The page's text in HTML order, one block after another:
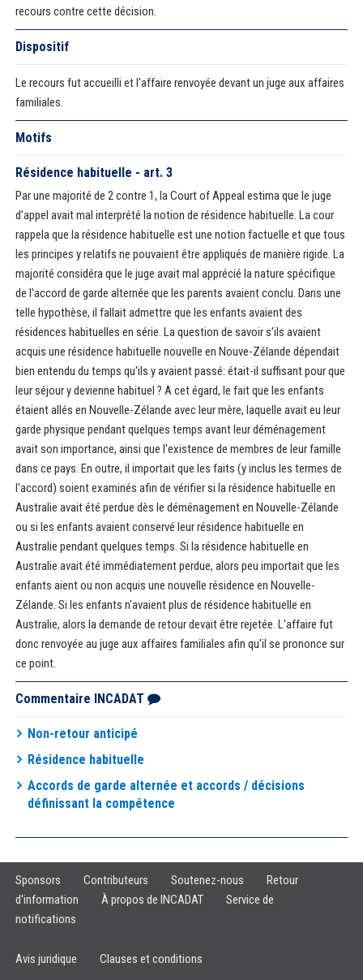
recours contre cette décision.
Dispositif
Le recours fut accueilli et l'affaire renvoyée devant un juge aux affaires
familiales.
Motifs
Résidence habituelle - art. 3
Par une majorité de 2 contre 1, la Court of Appeal estima que le juge
d'appel avait mal interprété la notion de résidence habituelle. La cour
rappela que la résidence habituelle est une notion factuelle et que tous
les principes y relatifs ne pouvaient être appliqués de manière rigide. La
majorité considéra que le juge avait mal apprécié la nature spécifique
de l'accord de garde alternée que les parents avaient conclu. Dans une
telle hypothèse, il fallait admettre que les enfants avaient des
résidences habituelles en série. La question de savoir s'ils avaient
acquis une résidence habituelle nouvelle en Nouve-Zélande dépendait
bien entendu du temps qu'ils y avaient passé: était-il suffisant pour que
leur séjour y devienne habituel ? A cet égard, le fait que les enfants
étaient allés en Nouvelle-Zélande avec leur mère, laquelle avait eu leur
garde physique pendant quelques temps avant leur déménagement
avait son importance, ainsi que l'existence de membres de leur famille
dans ce pays. En outre, il importait que les faits (y inclus les termes de
l'accord) soient examinés afin de vérifier si la résidence habituelle en
Australie avait été perdue dès le déménagement en Nouvelle-Zélande
ou si les enfants avaient conservé leur résidence habituelle en
Australie pendant quelques temps. Si la résidence habituelle en
Australie avait été immédiatement perdue, alors peu importait que les
enfants aient ou non acquis une nouvelle résidence en Nouvelle-
Zélande. Si les enfants n'avaient plus de résidence habituelle en
Australie, alors la demande de retour devait être rejetée. L'affaire fut
donc renvoyée au juge aux affaires familiales afin qu'il se prononce sur
ce point.
Commentaire INCADAT
Non-retour anticipé
Résidence habituelle
Accords de garde alternée et accords / décisions
définissant la compétence
Sponsors Contributeurs Soutenez-nous
Retour
d'information
À propos de INCADAT
Service de
notifications
Avis juridique Clauses et conditions